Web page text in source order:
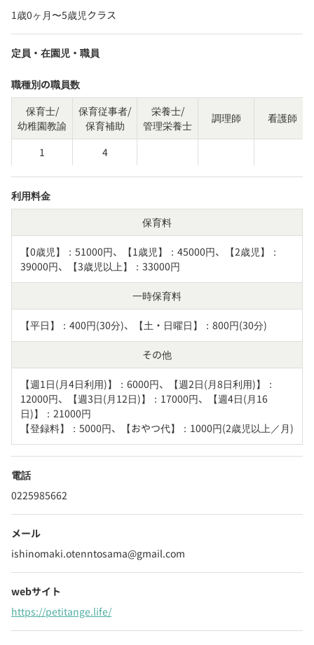
1歳0ヶ月〜5歳児クラス
定員・在園児・職員
職種別の職員数
保育士/
幼稚園教諭
保育従事者/
保育補助
栄養士/
管理栄養士
調理師 看護師
1 4
利用料金
保育料
【0歳児】：51000円、【1歳児】：45000円、【2歳児】：
39000円、【3歳児以上】：33000円
一時保育料
【平日】：400円(30分)、【土・日曜日】：800円(30分)
その他
【週1日(月4日利用)】：6000円、【週2日(月8日利用)】：
12000円、【週3日(月12日)】：17000円、【週4日(月16
日)】：21000円
【登録料】：5000円、【おやつ代】：1000円(2歳児以上／月)
電話
0225985662
メール
ishinomaki.otenntosama@gmail.com
webサイト
https://petitange.life/